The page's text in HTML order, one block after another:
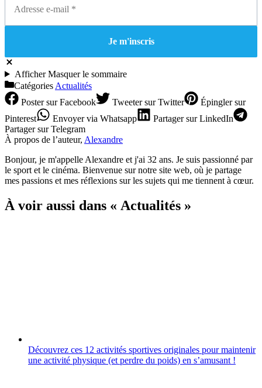
AfficherMasquerle sommaire
Catégories Actualités
Postersur Facebook Tweetersur Twitter Épinglersur
Pinterest
Envoyervia Whatsapp Partagersur LinkedIn
Partagersur Telegram
À propos de l’auteur, Alexandre
Bonjour, je m'appelle Alexandre et j'ai 32 ans. Je suis passionné par
le sport et le cinéma. Bienvenue sur notre site web, où je partage
mes passions et mes réflexions sur les sujets qui me tiennent à cœur.
À voir aussi dans « Actualités »
Découvrez ces 12 activités sportives originales pour maintenir
une activité physique (et perdre du poids) en sʼamusant !